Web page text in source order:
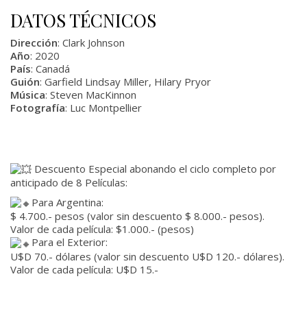
DATOS TÉCNICOS
Dirección: Clark Johnson
Año: 2020
País: Canadá
Guión: Garfield Lindsay Miller, Hilary Pryor
Música: Steven MacKinnon
Fotografía: Luc Montpellier
Descuento Especial abonando el ciclo completo por
anticipado de 8 Películas:
Para Argentina:
$ 4.700.- pesos (valor sin descuento $ 8.000.- pesos).
Valor de cada película: $1.000.- (pesos)
Para el Exterior:
U$D 70.- dólares (valor sin descuento U$D 120.- dólares).
Valor de cada película: U$D 15.-